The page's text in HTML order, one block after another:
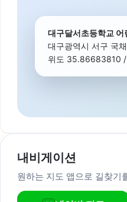
대구달서초등학교 어
대구광역시 서구 국
위도 35.86683810
내비게이션
원하는 지도 앱으로 길찾기